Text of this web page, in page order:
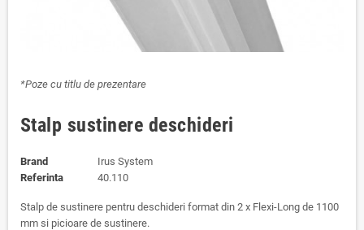
*Poze cu titlu de prezentare
Stalp sustinere deschideri
Brand
Irus System
Referinta
40.110
Stalp de sustinere pentru deschideri format din 2 x Flexi-Long de 1100
mm si picioare de sustinere.